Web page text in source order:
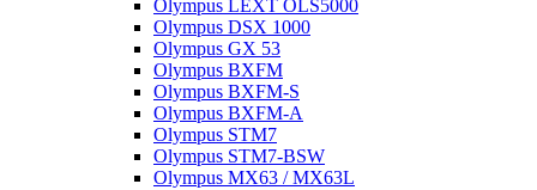
Olympus LEXT OLS5000
Olympus DSX 1000
Olympus GX 53
Olympus BXFM
Olympus BXFM-S
Olympus BXFM-A
Olympus STM7
Olympus STM7-BSW
Olympus MX63 / MX63L